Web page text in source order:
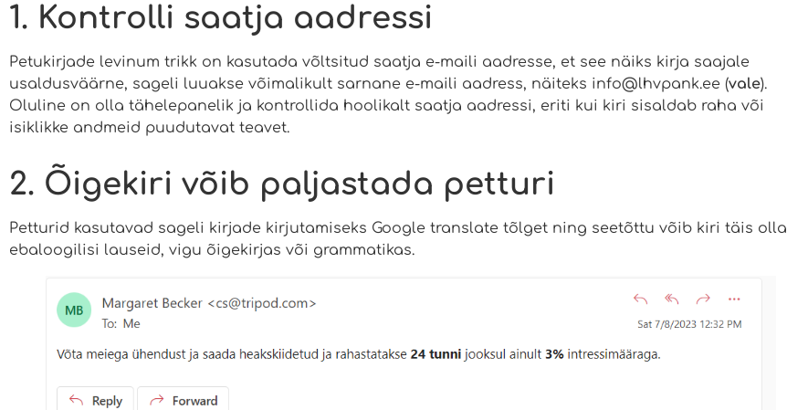
1. Kontrolli saatja aadressi
Petukirjade levinum trikk on kasutada võltsitud saatja e-maili aadresse, et see näiks kirja saajale
usaldusväärne, sageli luuakse võimalikult sarnane e-maili aadress, näiteks info@lhvpank.ee (vale).
Oluline on olla tähelepanelik ja kontrollida hoolikalt saatja aadressi, eriti kui kiri sisaldab raha või
isiklikke andmeid puudutavat teavet.
2. Õigekiri võib paljastada petturi
Petturid kasutavad sageli kirjade kirjutamiseks Google translate tõlget ning seetõttu võib kiri täis olla
ebaloogilisi lauseid, vigu õigekirjas või grammatikas.